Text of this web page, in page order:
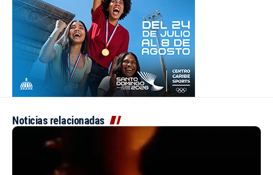
Noticias relacionadas